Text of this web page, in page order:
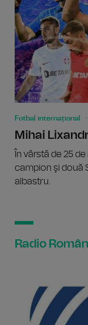
Fotbal internațional
Mihai
În vârstă de 25
campion şi două
albastru.
Radio